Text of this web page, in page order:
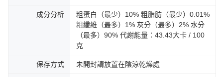
成分分析
粗蛋白（最少）10% 粗脂肪（最少）0.01%
粗纖維（最多）1% 灰分（最多）2% 水分
（最多）90% 代謝能量：43.43大卡 / 100
克
保存方式 未開封請放置在陰涼乾燥處